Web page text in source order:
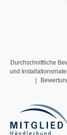
Durchschnittliche
und
|